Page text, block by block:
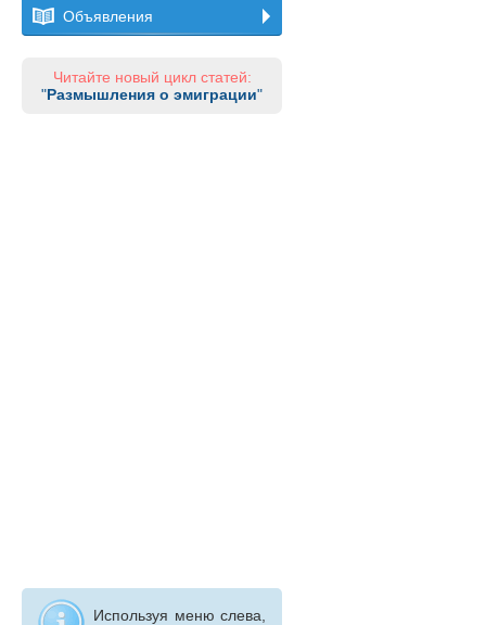
Объявления
Читайте новый цикл статей:
"Размышления о эмиграции"
Используя меню слева,